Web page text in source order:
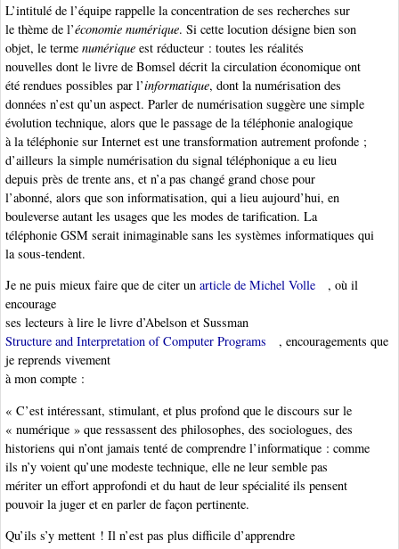
L’intitulé de l’équipe rappelle la concentration de ses recherches sur
le thème de l’économie numérique. Si cette locution désigne bien son
objet, le terme numérique est réducteur : toutes les réalités
nouvelles dont le livre de Bomsel décrit la circulation économique ont
été rendues possibles par l’informatique, dont la numérisation des
données n’est qu’un aspect. Parler de numérisation suggère une simple
évolution technique, alors que le passage de la téléphonie analogique
à la téléphonie sur Internet est une transformation autrement profonde ;
d’ailleurs la simple numérisation du signal téléphonique a eu lieu
depuis près de trente ans, et n’a pas changé grand chose pour
l’abonné, alors que son informatisation, qui a lieu aujourd’hui, en
bouleverse autant les usages que les modes de tarification. La
téléphonie GSM serait inimaginable sans les systèmes informatiques qui
la sous-tendent.
Je ne puis mieux faire que de citer un article de Michel Volle
, où il
encourage
ses lecteurs à lire le livre d’Abelson et Sussman
Structure and Interpretation of Computer Programs
, encouragements que
je reprends vivement
à mon compte :
« C’est intéressant, stimulant, et plus profond que le discours sur le
« numérique » que ressassent des philosophes, des sociologues, des
historiens qui n’ont jamais tenté de comprendre l’informatique : comme
ils n’y voient qu’une modeste technique, elle ne leur semble pas
mériter un effort approfondi et du haut de leur spécialité ils pensent
pouvoir la juger et en parler de façon pertinente.
Qu’ils s’y mettent ! Il n’est pas plus difficile d’apprendre